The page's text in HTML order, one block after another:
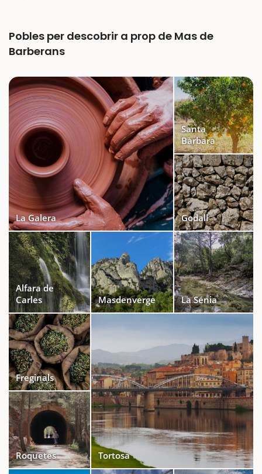
Pobles per descobrir a prop de Mas de
Barberans
La Galera
Santa
Bàrbara
Godall
Alfara de
Carles
Masdenverge La Sénia
Freginals
Roquetes Tortosa